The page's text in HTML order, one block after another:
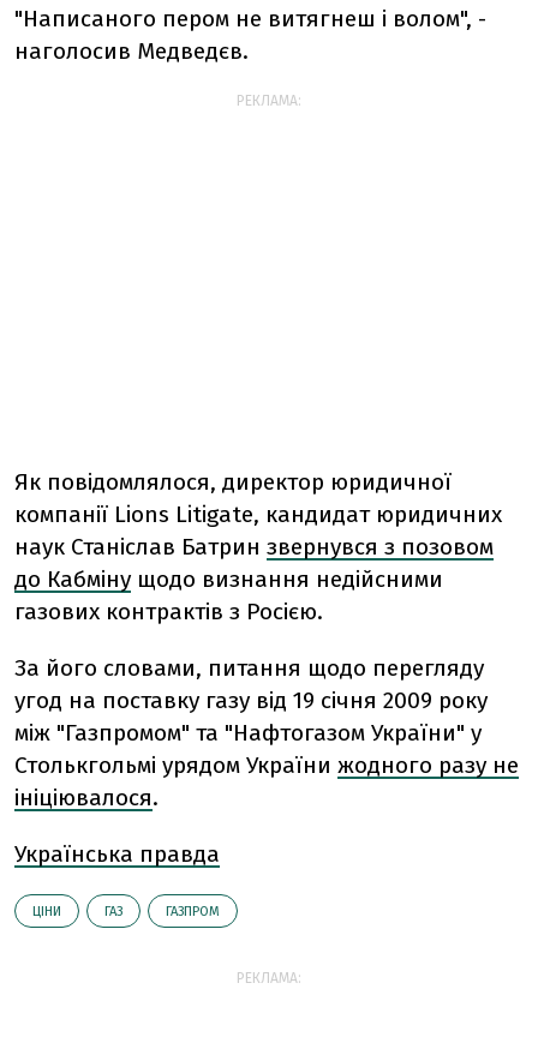
"Написаного пером не витягнеш і волом", -
наголосив Медведєв.
РЕКЛАМА:
Як повідомлялося, директор юридичної
компанії Lions Litigate, кандидат юридичних
наук Станіслав Батрин звернувся з позовом
до Кабміну щодо визнання недійсними
газових контрактів з Росією.
За його словами, питання щодо перегляду
угод на поставку газу від 19 січня 2009 року
між "Газпромом" та "Нафтогазом України" у
Столькгольмі урядом України жодного разу не
ініціювалося.
Українська правда
ЦІНИ ГАЗ ГАЗПРОМ
РЕКЛАМА: